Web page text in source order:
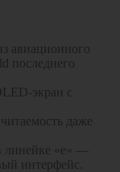
авиационного
последнего
экран с
даже
«e» —
интерфейс.